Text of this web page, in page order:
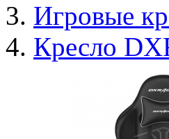
Игровые
Кресло